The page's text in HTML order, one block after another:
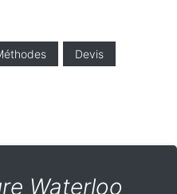
Devis
Waterloo